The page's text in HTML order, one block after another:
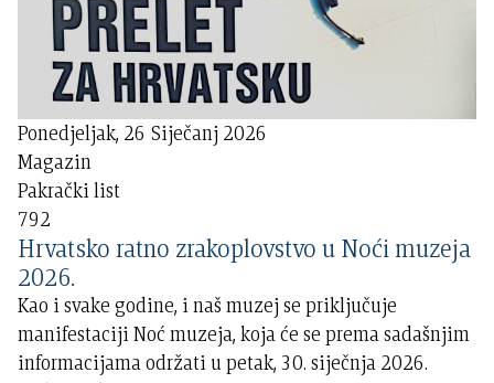
Ponedjeljak, 26 Siječanj 2026
Magazin
Pakrački list
792
Hrvatsko ratno zrakoplovstvo u Noći muzeja
2026.
Kao i svake godine, i naš muzej se priključuje
manifestaciji Noć muzeja, koja će se prema sadašnjim
informacijama održati u petak, 30. siječnja 2026.